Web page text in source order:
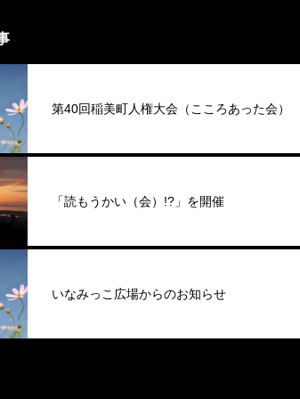
第40回稲美町人権大会（こころあった会）
「読もうかい（会）!?」を開催
いなみっこ広場からのお知らせ